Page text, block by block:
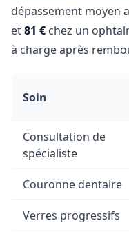
dépassement moyen
et81 € chez un
à charge après
Soin
Consultation de
spécialiste
Couronne dentaire
Verres progressifs